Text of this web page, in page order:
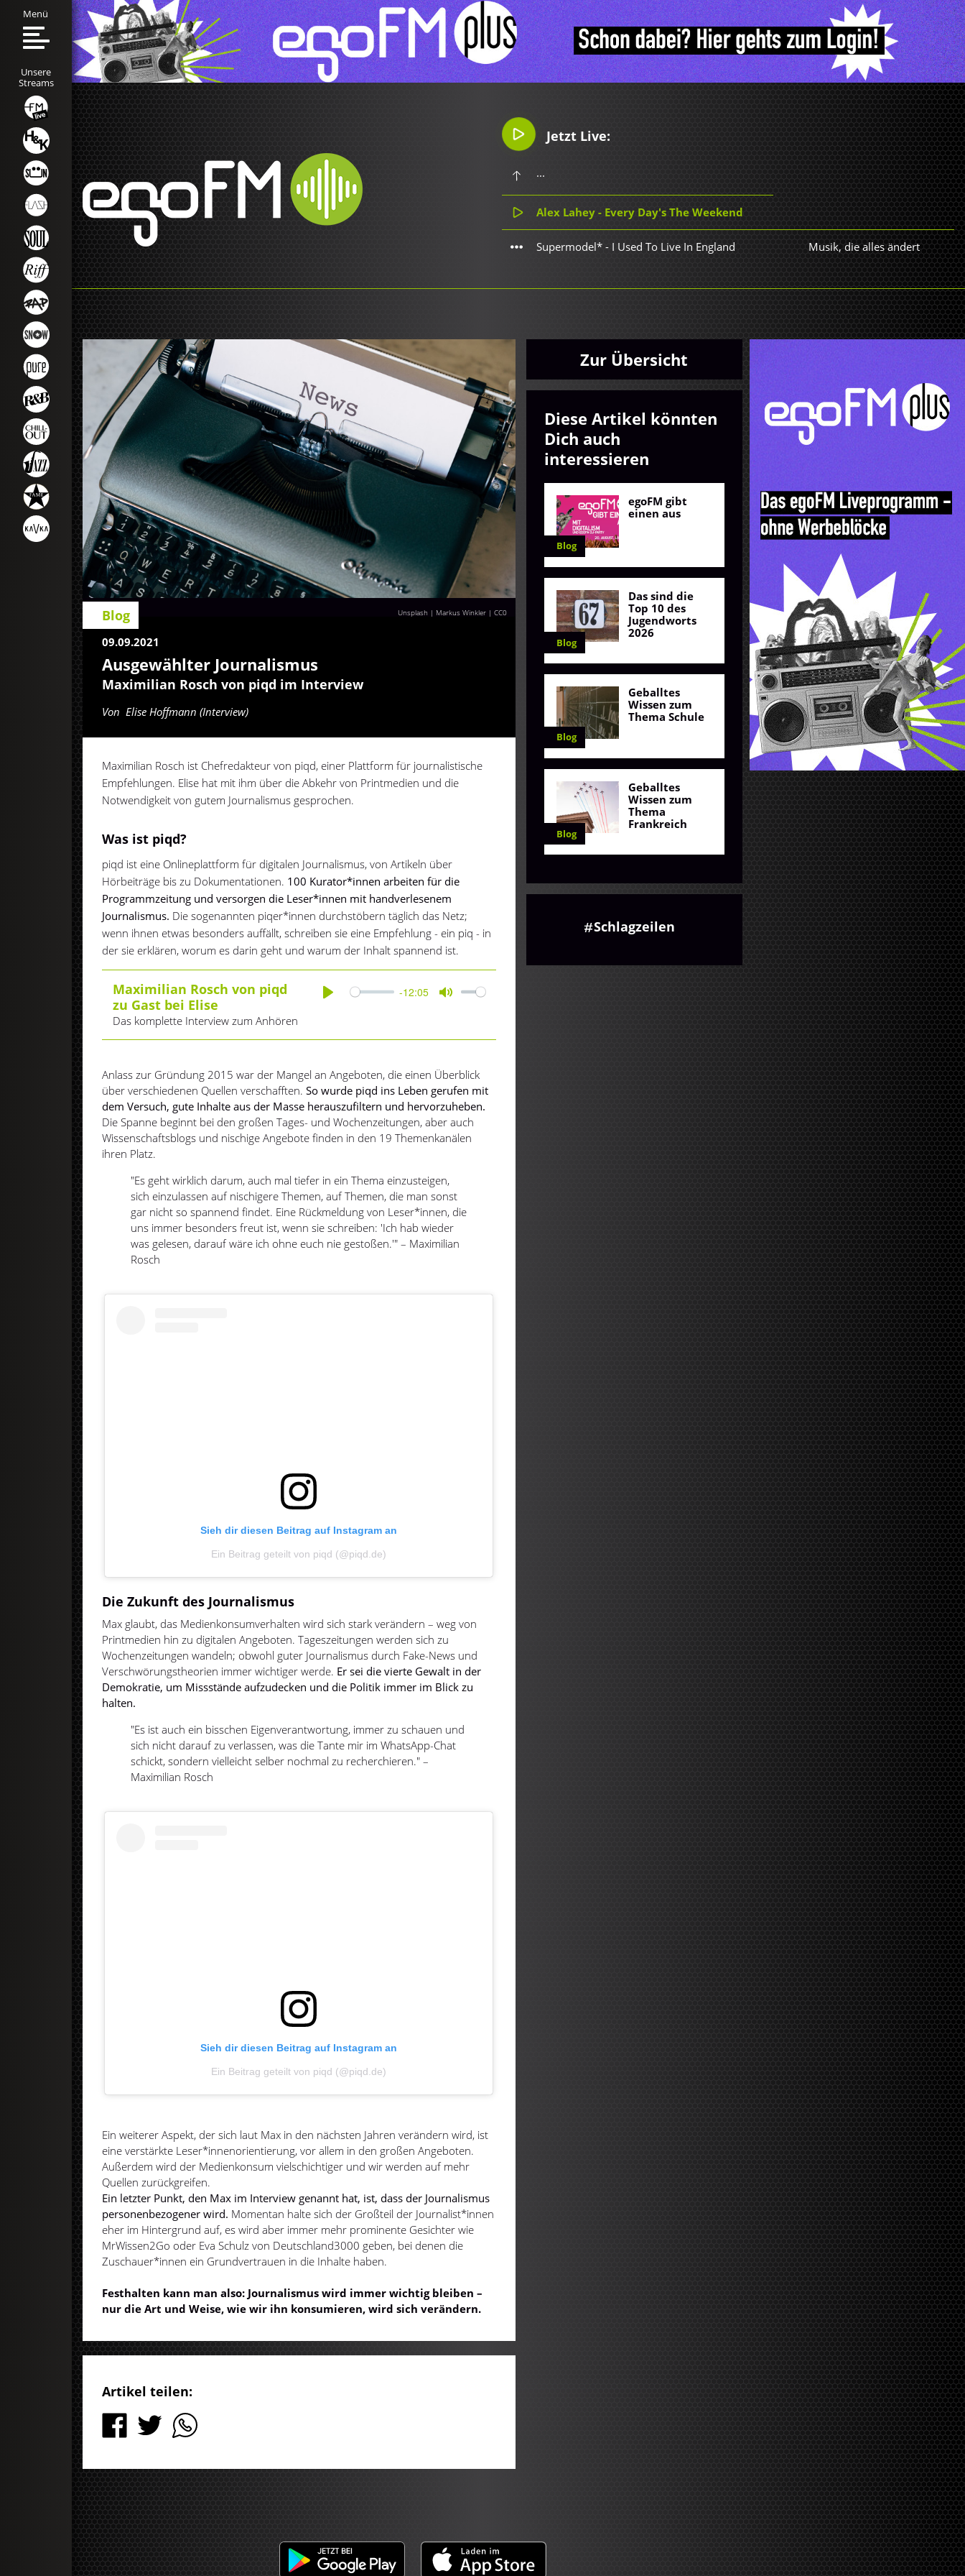
Jetzt Live:
...
Alex Lahey - Every Day's The Weekend
Supermodel* - I Used To Live In England Musik, die alles ändert
Menü
Unsere
Streams
Unsplash | Markus Winkler | CC0
Blog
09.09.2021
Ausgewählter Journalismus
Maximilian Rosch von piqd im Interview
Von Elise Hoffmann (Interview)
Maximilian Rosch ist Chefredakteur von piqd, einer Plattform für journalistische
Empfehlungen. Elise hat mit ihm über die Abkehr von Printmedien und die
Notwendigkeit von gutem Journalismus gesprochen.
Was ist piqd?
piqd ist eine Onlineplattform für digitalen Journalismus, von Artikeln über
Hörbeiträge bis zu Dokumentationen. 100 Kurator*innen arbeiten für die
Programmzeitung und versorgen die Leser*innen mit handverlesenem
Journalismus. Die sogenannten piqer*innen durchstöbern täglich das Netz;
wenn ihnen etwas besonders auffällt, schreiben sie eine Empfehlung - ein piq - in
der sie erklären, worum es darin geht und warum der Inhalt spannend ist.
Maximilian Rosch von piqd
zu Gast bei Elise
Das komplette Interview zum Anhören
-12:05
Anlass zur Gründung 2015 war der Mangel an Angeboten, die einen Überblick
über verschiedenen Quellen verschafften.So wurde piqd ins Leben gerufen mit
dem Versuch, gute Inhalte aus der Masse herauszufiltern und hervorzuheben.
Die Spanne beginnt bei den großen Tages- und Wochenzeitungen, aber auch
Wissenschaftsblogs und nischige Angebote finden in den 19 Themenkanälen
ihren Platz.
"Es geht wirklich darum, auch mal tiefer in ein Thema einzusteigen,
sich einzulassen auf nischigere Themen, auf Themen, die man sonst
gar nicht so spannend findet. Eine Rückmeldung von Leser*innen, die
uns immer besonders freut ist, wenn sie schreiben: 'Ich hab wieder
was gelesen, darauf wäre ich ohne euch nie gestoßen.'" – Maximilian
Rosch
Sieh dir diesen Beitrag auf Instagram an
Ein Beitrag geteilt von piqd (@piqd.de)
Die Zukunft des Journalismus
Max glaubt, das Medienkonsumverhalten wird sich stark verändern – weg von
Printmedien hin zu digitalen Angeboten. Tageszeitungen werden sich zu
Wochenzeitungen wandeln; obwohl guter Journalismus durch Fake-News und
Verschwörungstheorien immer wichtiger werde. Er sei die vierte Gewalt in der
Demokratie, um Missstände aufzudecken und die Politik immer im Blick zu
halten.
"Es ist auch ein bisschen Eigenverantwortung, immer zu schauen und
sich nicht darauf zu verlassen, was die Tante mir im WhatsApp-Chat
schickt, sondern vielleicht selber nochmal zu recherchieren." –
Maximilian Rosch
Sieh dir diesen Beitrag auf Instagram an
Ein Beitrag geteilt von piqd (@piqd.de)
Ein weiterer Aspekt, der sich laut Max in den nächsten Jahren verändern wird, ist
eine verstärkte Leser*innenorientierung, vor allem in den großen Angeboten.
Außerdem wird der Medienkonsum vielschichtiger und wir werden auf mehr
Quellen zurückgreifen.
Ein letzter Punkt, den Max im Interview genannt hat, ist, dass der Journalismus
personenbezogener wird. Momentan halte sich der Großteil der Journalist*innen
eher im Hintergrund auf, es wird aber immer mehr prominente Gesichter wie
MrWissen2Go oder Eva Schulz von Deutschland3000 geben, bei denen die
Zuschauer*innen ein Grundvertrauen in die Inhalte haben.
Festhalten kann man also: Journalismus wird immer wichtig bleiben –
nur die Art und Weise, wie wir ihn konsumieren, wird sich verändern.
Artikel teilen:
Zur Übersicht
Diese Artikel könnten
Dich auch
interessieren
Blog
egoFM gibt
einen aus
Blog
Das sind die
Top 10 des
Jugendworts
2026
Blog
Geballtes
Wissen zum
Thema Schule
Blog
Geballtes
Wissen zum
Thema
Frankreich
Schlagzeilen